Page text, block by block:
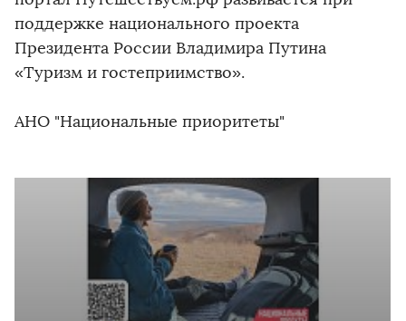
поддержке национального проекта
Президента России Владимира Путина
«Туризм и гостеприимство».
АНО "Национальные приоритеты"